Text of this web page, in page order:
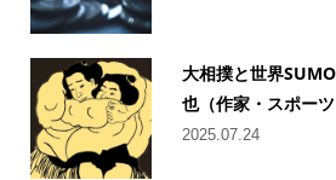
大相撲と世界
也（作家・スポー
2025.07.24